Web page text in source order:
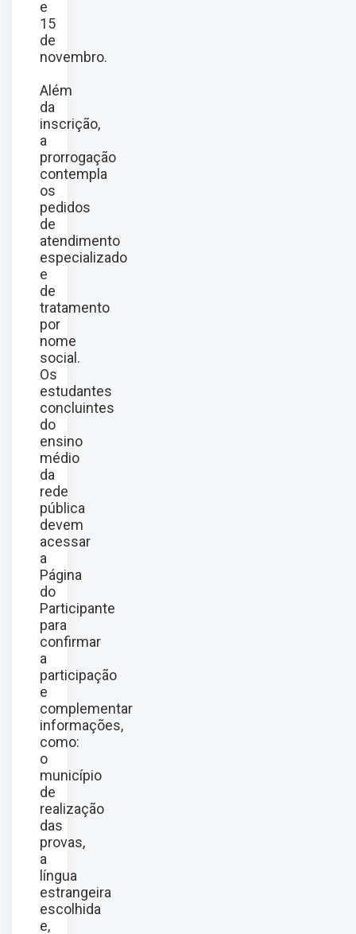
e
15
de
novembro.
Além
da
inscrição,
a
prorrogação
contempla
os
pedidos
de
atendimento
especializado
e
de
tratamento
por
nome
social.
Os
estudantes
concluintes
do
ensino
médio
da
rede
pública
devem
acessar
a
Página
do
Participante
para
confirmar
a
participação
e
complementar
informações,
como:
o
município
de
realização
das
provas,
a
língua
estrangeira
escolhida
e,